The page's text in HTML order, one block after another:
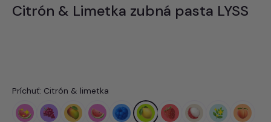
Citrón & Limetka zubná pasta LYSS
Príchuť: Citrón & limetka